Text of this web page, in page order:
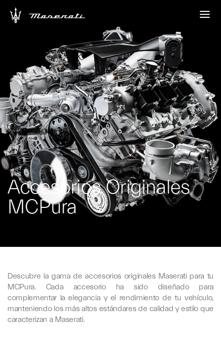
Accesorios Originales
MCPura
Descubre la gama de accesorios originales Maserati para tu
MCPura. Cada accesorio ha sido diseñado para
complementar la elegancia y el rendimiento de tu vehículo,
manteniendo los más altos estándares de calidad y estilo que
caracterizan a Maserati.